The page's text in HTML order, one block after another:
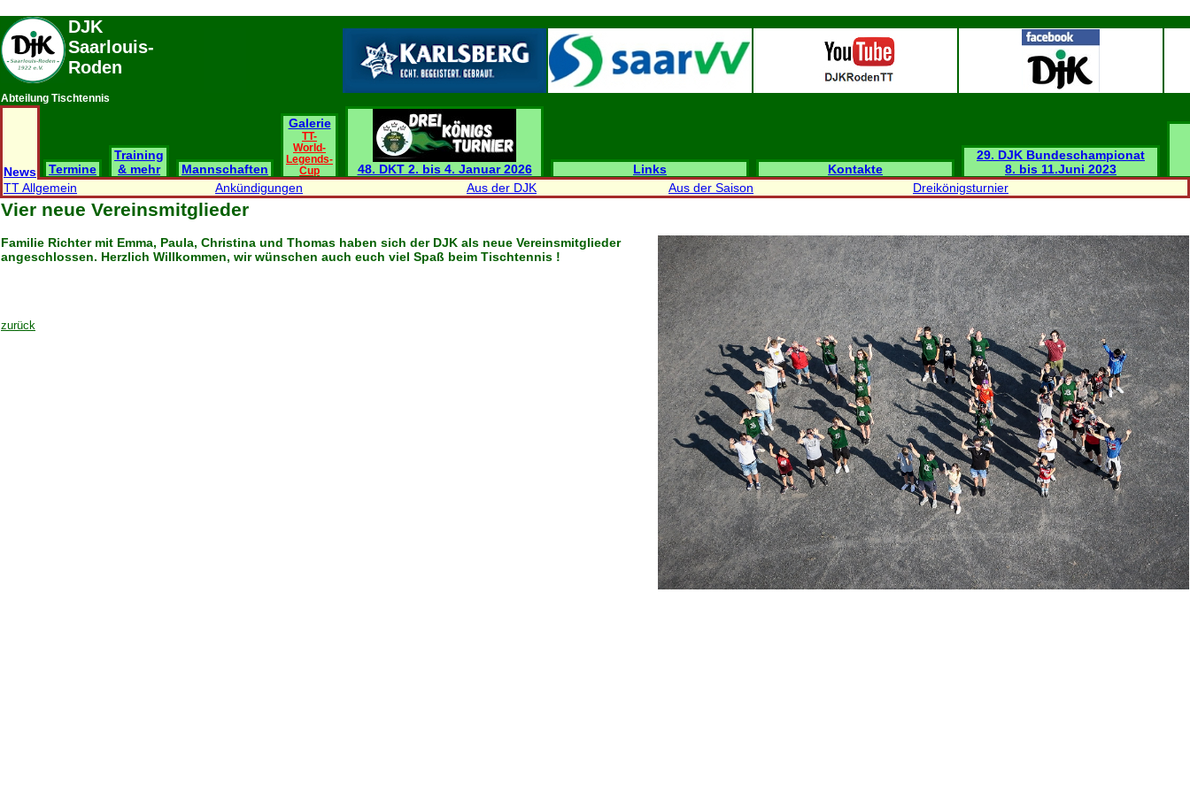
DJK
Saarlouis-
Roden
Abteilung Tischtennis
News Termine
Training
& mehr
Mannschaften
Galerie
TT-
World-
Legends-
Cup
48. DKT 2. bis 4. Januar 2026 Links Kontakte
29. DJK Bundeschampionat
8. bis 11.Juni 2023
TT Allgemein
Ankündigungen Aus der DJK Aus der Saison Dreikönigsturnier
Vier neue Vereinsmitglieder
Familie Richter mit Emma, Paula, Christina und Thomas haben sich der DJK als neue Vereinsmitglieder
angeschlossen. Herzlich Willkommen, wir wünschen auch euch viel Spaß beim Tischtennis !
zurück